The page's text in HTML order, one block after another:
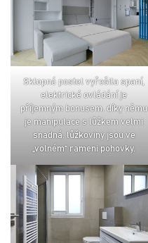
sklopná postel vyřešila spaní,
elektrické ovládání je
příjemným bonusem. díky němu
je manipulace s lůžkem velmi
snadná. lůžkoviny jsou ve
„volném“ rameni pohovky.